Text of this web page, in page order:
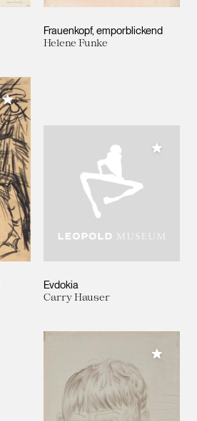
Frauenkopf, emporblickend
Helene Funke
Meiner Sammlung hinzufügen
Evdokia
Carry Hauser
Meiner
Meiner